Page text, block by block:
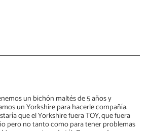
un bichón maltés de 5 años y
un Yorkshire para hacerle compañía.
que el Yorkshire fuera TOY, que fuera
pero no tanto como para tener problemas